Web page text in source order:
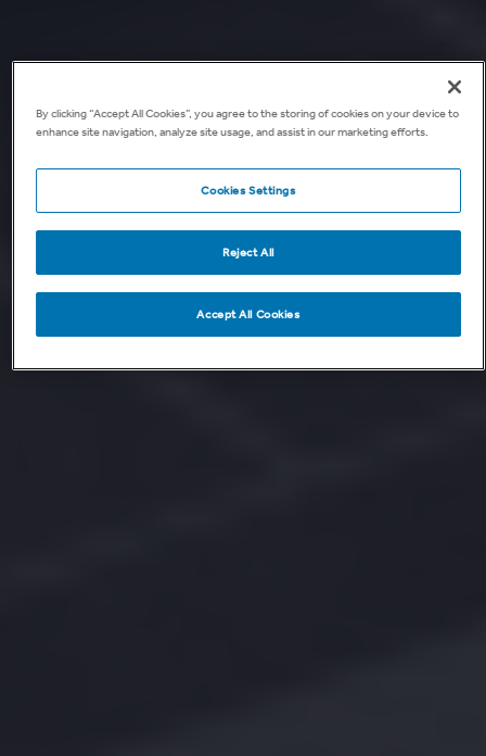
By clicking “Accept All Cookies”, you agree to the storing of cookies on your device to
enhance site navigation, analyze site usage, and assist in our marketing efforts.
Cookies Settings
Reject All
Accept All Cookies